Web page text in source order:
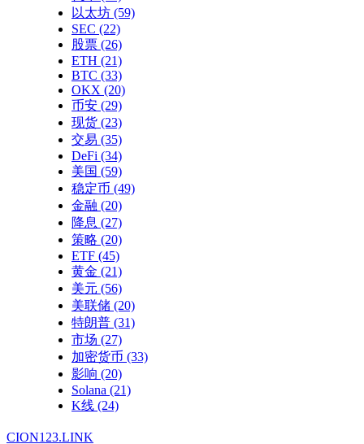
以太坊 (59)
SEC (22)
股票 (26)
ETH (21)
BTC (33)
OKX (20)
币安 (29)
现货 (23)
交易 (35)
DeFi (34)
美国 (59)
稳定币 (49)
金融 (20)
降息 (27)
策略 (20)
ETF (45)
黄金 (21)
美元 (56)
美联储 (20)
特朗普 (31)
市场 (27)
加密货币 (33)
影响 (20)
Solana (21)
K线 (24)
CION123.LINK